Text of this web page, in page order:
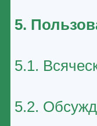
5.
5.1.
5.2.